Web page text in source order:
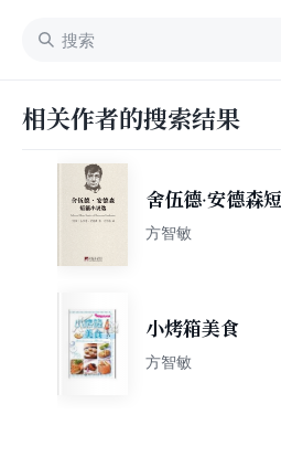
相关作者的搜索结果
舍伍德·安德森
方智敏
小烤箱美食
方智敏